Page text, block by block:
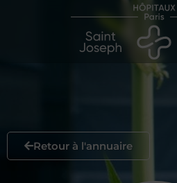
Retour à l'annuaire